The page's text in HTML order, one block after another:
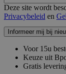
Deze site wordt
Privacybeleid en
Informeer mij bij
Voor 15u
Keuze uit
Gratis